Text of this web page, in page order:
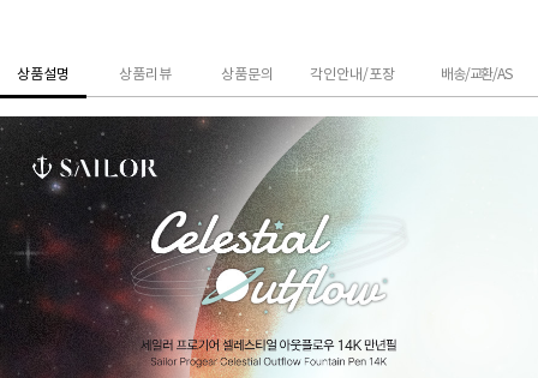
상품설명 상품리뷰 상품문의 각인안내/포장 배송/교환/AS